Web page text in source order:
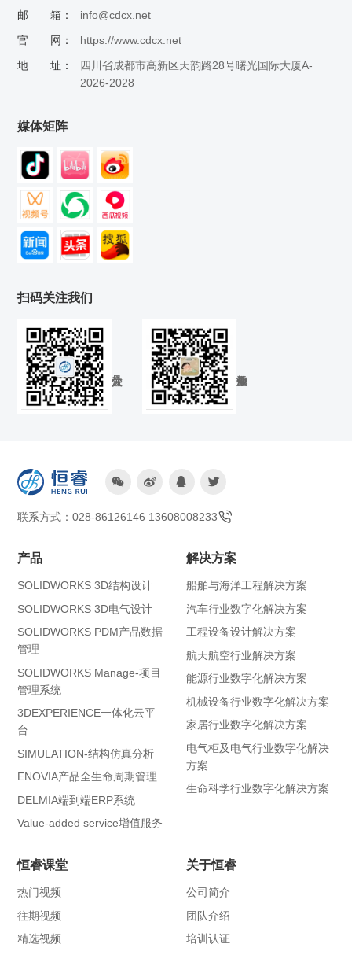
邮 箱：
info@cdcx.net
官 网：
https://www.cdcx.net
地 址：
四川省成都市高新区天韵路28号曙光国际大厦A-
2026-2028
媒体矩阵
扫码关注我们
   
联系方式：028-86126146 13608008233
产品
SOLIDWORKS 3D结构设计
SOLIDWORKS 3D电气设计
SOLIDWORKS PDM产品数据
管理
SOLIDWORKS Manage-项目
管理系统
3DEXPERIENCE一体化云平
台
SIMULATION-结构仿真分析
ENOVIA产品全生命周期管理
DELMIA端到端ERP系统
Value-added service增值服务
解决方案
船舶与海洋工程解决方案
汽车行业数字化解决方案
工程设备设计解决方案
航天航空行业解决方案
能源行业数字化解决方案
机械设备行业数字化解决方案
家居行业数字化解决方案
电气柜及电气行业数字化解决
方案
生命科学行业数字化解决方案
恒睿课堂
热门视频
往期视频
精选视频
关于恒睿
公司简介
团队介绍
培训认证